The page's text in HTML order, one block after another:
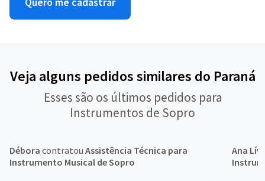
Veja alguns pedidos similares do Paraná
Esses são os últimos pedidos para
Instrumentos de Sopro
Débora contratou Assistência Técnica para
Instrumento Musical de Sopro
Ana